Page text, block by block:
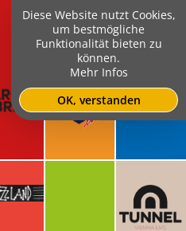
Diese Website nutzt Cookies,
um bestmögliche
Funktionalität bieten zu
können.
Mehr Infos
OK, verstanden